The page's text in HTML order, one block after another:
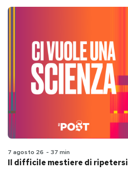
7 agosto 26 - 37 min
Il difficile mestiere di ripetersi